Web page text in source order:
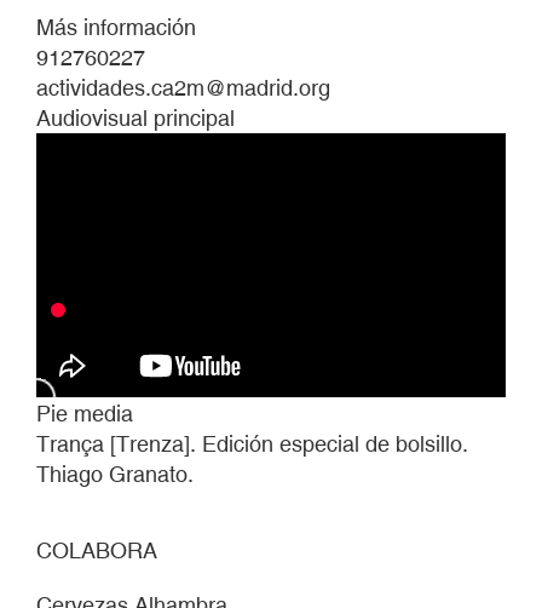
XXVI
JORNADAS
DE
ESTUDIO
DE
Más información
912760227
actividades.ca2m@madrid.org
Audiovisual principal
Pie media
Trança [Trenza]. Edición especial de bolsillo.
Thiago Granato.
COLABORA